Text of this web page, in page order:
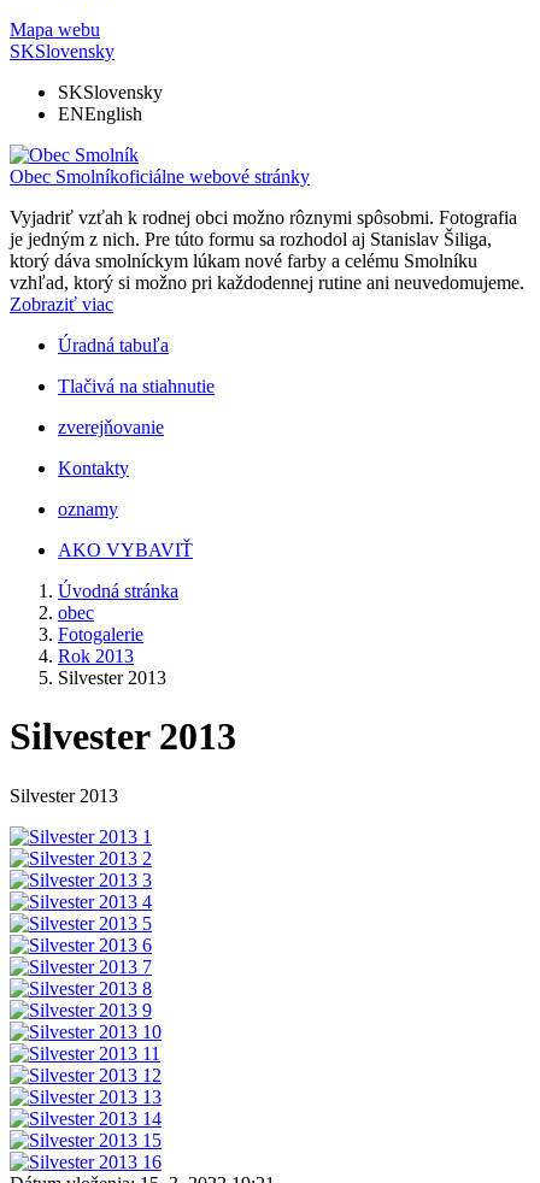
Mapa webu
SKSlovensky
SKSlovensky
ENEnglish
Obec Smolníkoficiálne webové stránky
Vyjadriť vzťah k rodnej obci možno rôznymi spôsobmi. Fotografia
je jedným z nich. Pre túto formu sa rozhodol aj Stanislav Šiliga,
ktorý dáva smolníckym lúkam nové farby a celému Smolníku
vzhľad, ktorý si možno pri každodennej rutine ani neuvedomujeme.
Zobraziť viac
Úradná tabuľa
Tlačivá na stiahnutie
zverejňovanie
Kontakty
oznamy
AKO VYBAVIŤ
Úvodná stránka
obec
Fotogalerie
Rok 2013
Silvester 2013
Silvester 2013
Silvester 2013